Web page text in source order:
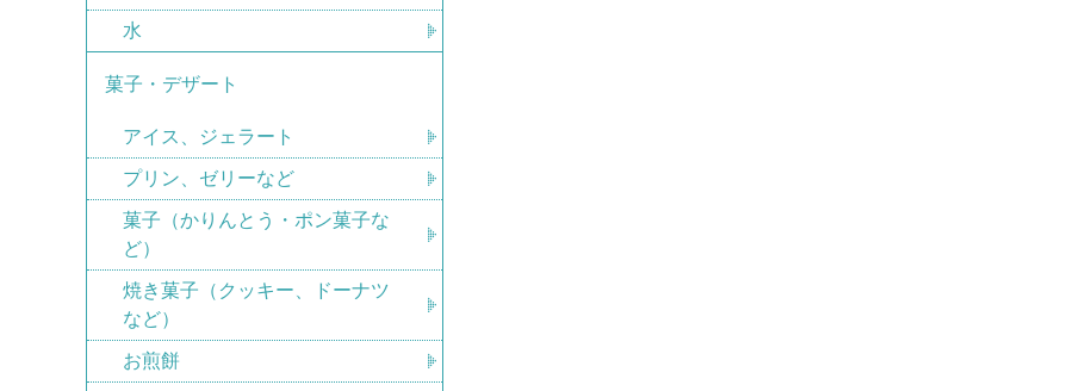
水
菓子・デザート
アイス、ジェラート
プリン、ゼリーなど
菓子（かりんとう・ポン菓子な
ど）
焼き菓子（クッキー、ドーナツ
など）
お煎餅